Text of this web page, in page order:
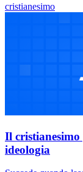
cristianesimo
Il cristianesimo
ideologia